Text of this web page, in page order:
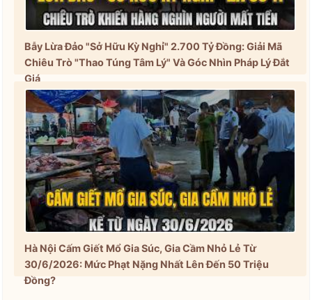
Bẫy Lừa Đảo "Sở Hữu Kỳ Nghỉ" 2.700 Tỷ Đồng: Giải Mã
Chiêu Trò "Thao Túng Tâm Lý" Và Góc Nhìn Pháp Lý Đắt
Giá
Hà Nội Cấm Giết Mổ Gia Súc, Gia Cầm Nhỏ Lẻ Từ
30/6/2026: Mức Phạt Nặng Nhất Lên Đến 50 Triệu
Đồng?